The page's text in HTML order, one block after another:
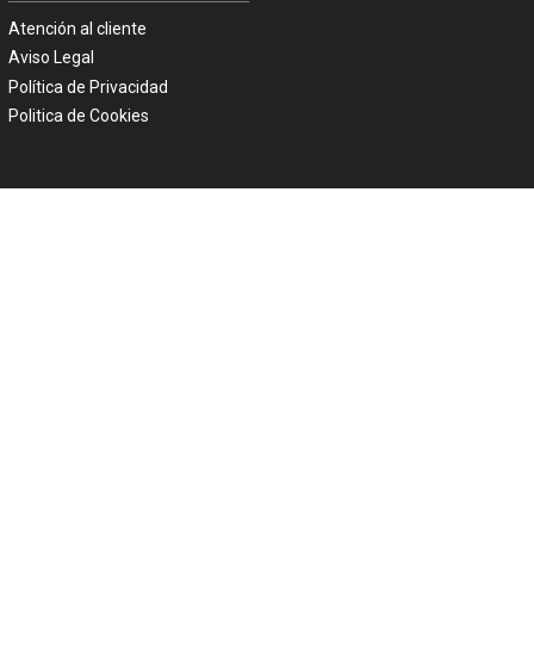
Ayuda
Atención al cliente
Política de Privacidad